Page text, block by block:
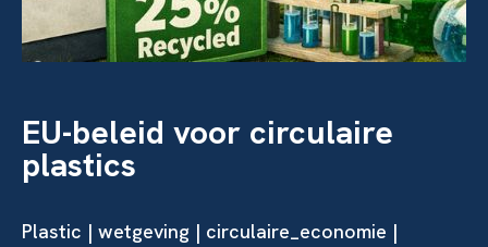
EU-beleid voor circulaire
plastics
Plastic | wetgeving | circulaire_economie |